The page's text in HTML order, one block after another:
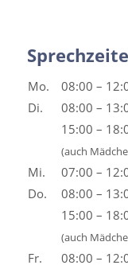
Mo.
08:00 –
Di.
08:00 –
15:00 –
(auch
Mi.
07:00 –
Do.
08:00 –
15:00 –
(auch
Fr. 08:00 –